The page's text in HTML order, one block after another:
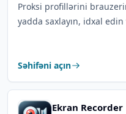
Proksi profillərini
yadda saxlayın, idxal
Səhifəni açın
Ekran Recorder